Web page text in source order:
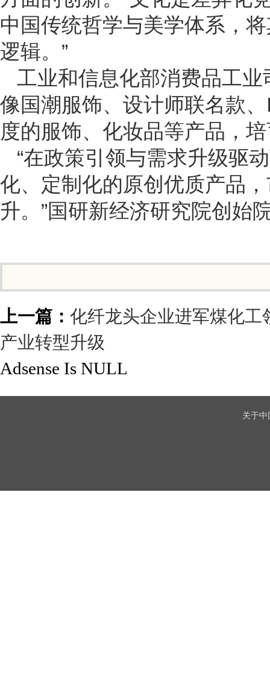
中国传统哲学与美学体系，
逻辑。”
工业和信息化部消费品工
像国潮服饰、设计师联名款
度的服饰、化妆品等产品，
“在政策引领与需求升级驱
化、定制化的原创优质产品
升。”国研新经济研究院创始
上一篇： 化纤龙头企业进军煤化工
产业转型升级
Adsense Is NULL
关于中